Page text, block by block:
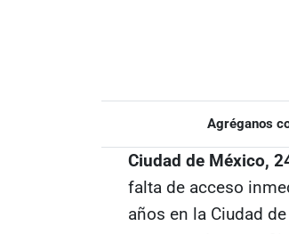
Agréganos
Ciudad de México,
falta de acceso
años en la Ciudad